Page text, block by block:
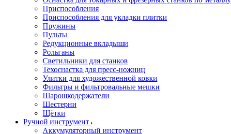
Приспособления
Приспособления для укладки плитки
Пружины
Пульты
Редукционные вкладыши
Рольганы
Светильники для станков
Техоснастка для пресс-ножниц
Улитки для художественной ковки
Фильтры и фильтровальные мешки
Шарошкодержатели
Шестерни
Щётки
Ручной инструмент
Аккумуляторный инструмент